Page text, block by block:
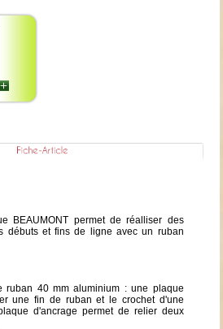
BEAUMONT permet de réalliser des
débuts et fins de ligne avec un ruban
ruban 40 mm aluminium : une plaque
une fin de ruban et le crochet d'une
d'ancrage permet de relier deux